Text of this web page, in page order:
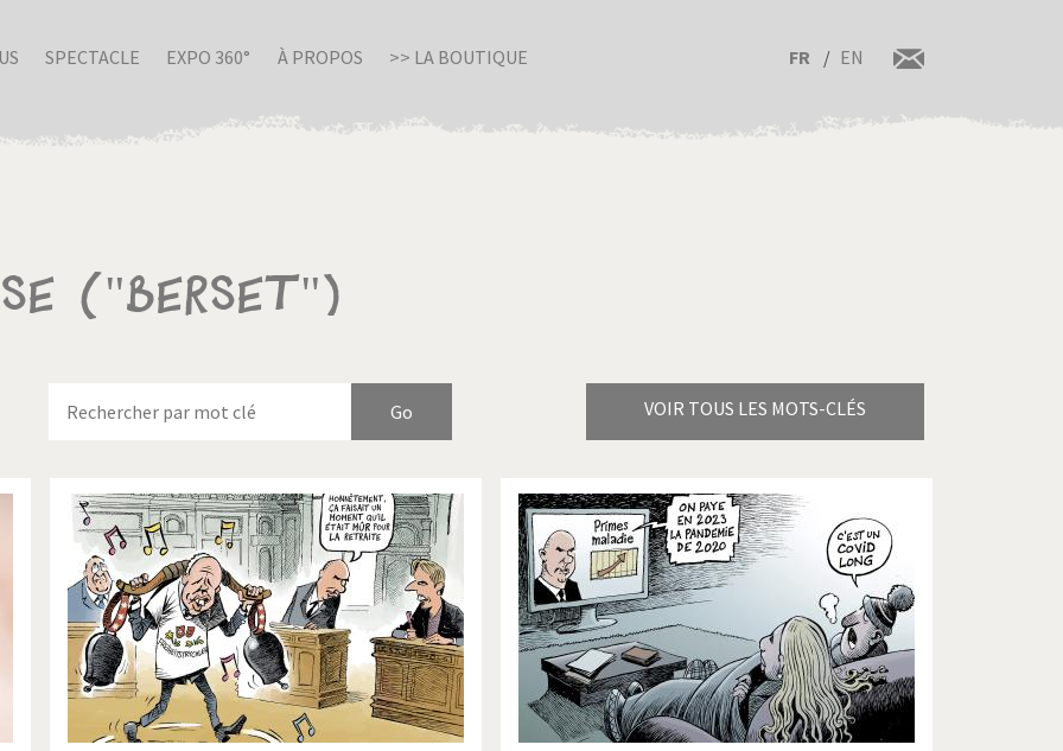
SPECTACLE EXPO 360° À PROPOS >> LA BOUTIQUE FR EN
("Berset")
VOIR TOUS LES MOTS-CLÉS
en Italie Birmanie Brexitland
ou pas très? Chère énergie! Crise grecque
arabe à l'hiver Election présidentielle US Guerre en Syrie
- Palestine L'Amérique et les armes L'Iran tremble
du Nord: guerre ou paix? La finance et ses crises La France en marche